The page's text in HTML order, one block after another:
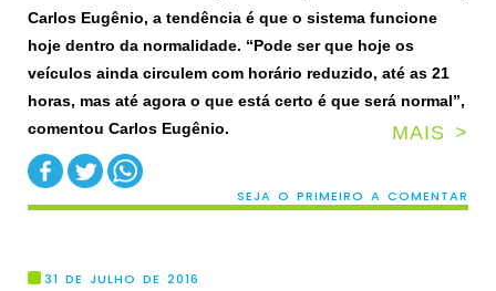
Carlos Eugênio, a tendência é que o sistema funcione
hoje dentro da normalidade. “Pode ser que hoje os
veículos ainda circulem com horário reduzido, até as 21
horas, mas até agora o que está certo é que será normal”,
comentou Carlos Eugênio.
MAIS >
SEJA O PRIMEIRO A COMENTAR
31 DE JULHO DE 2016